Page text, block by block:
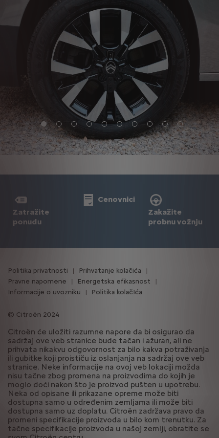
Zatražite
ponudu
Cenovnici
Zakažite
probnu vožnju
Citroën 2024
Politika privatnosti
Prihvatanje kolačića
Pravne napomene
Energetska efikasnost
Informacije o uvozniku
Politika kolačIća
Citroën će uložiti razumne napore da bi osigurao da
sadržaj ove veb stranice bude tačan i ažuran, ali ne
prihvata nikakvu odgovornost za bilo kakva potraživanja
ili gubitke koji proističu iz oslanjanja na sadržaj ove veb
stranice. Neke informacije na ovoj veb lokaciji možda
nisu tačne zbog promena na proizvodima do kojih je
moglo doći nakon što je proizvod pušten u upotrebu.
Neka od opisane ili prikazane opreme može biti
dostupna samo u određenim zemljama ili može biti
dostupna samo uz doplatu. Citroën zadržava pravo da
promeni specifikacije proizvoda u bilo kom trenutku. Za
tačne specifikacije proizvoda u našoj zemlji, obratite se